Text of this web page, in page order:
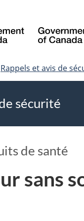
Rappels et avis de
sécurité
de santé
sans